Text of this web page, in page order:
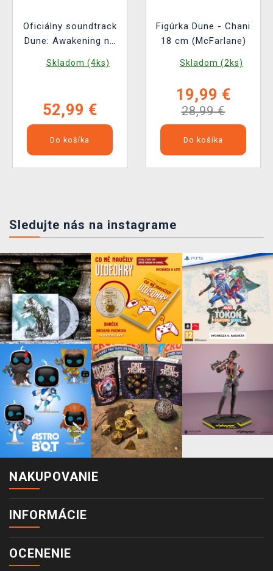
Oficiálny soundtrack
Dune: Awakening na
Skladom (4ks)
52,99 €
Do košíka
Figúrka Dune - Chani
18 cm (McFarlane)
Skladom (2ks)
19,99 €
28,99 €
Do košíka
Sledujte nás na instagrame
NAKUPOVANIE
INFORMÁCIE
OCENENIE